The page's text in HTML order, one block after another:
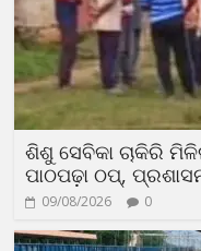
ଶିଶୁ ସେବିକା ଚାକିରି
ପାଠପଢ଼ା ଠପ୍,
09/08/2026 0